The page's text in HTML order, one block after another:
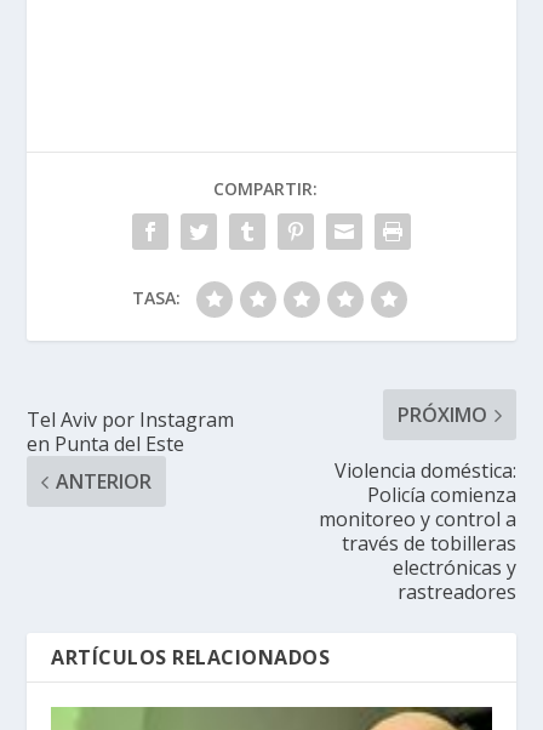
COMPARTIR:
TASA:
Tel Aviv por Instagram
en Punta del Este
ANTERIOR
PRÓXIMO
Violencia doméstica:
Policía comienza
monitoreo y control a
través de tobilleras
electrónicas y
rastreadores
ARTÍCULOS RELACIONADOS